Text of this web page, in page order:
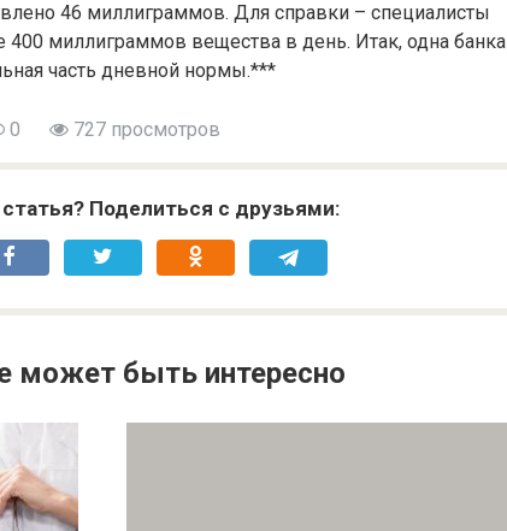
46 миллиграммов. Для справки – специалисты
400 миллиграммов вещества в день. Итак, одна банка
часть дневной нормы.***
0 727 просмотров
Поделиться с друзьями:
может быть интересно